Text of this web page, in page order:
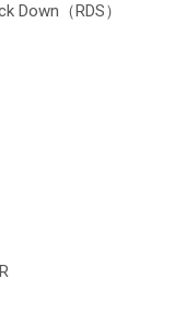
Down（RDS）